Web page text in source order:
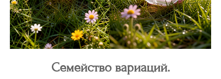
Семейство вариаций.